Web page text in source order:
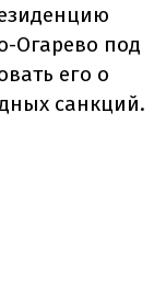
Огарево под
его о
санкций.